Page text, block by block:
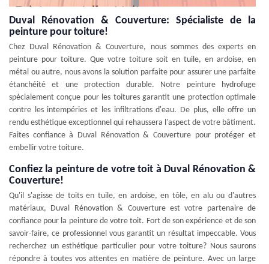
Duval Rénovation & Couverture: Spécialiste de la
peinture pour toiture!
Chez Duval Rénovation & Couverture, nous sommes des experts en
peinture pour toiture. Que votre toiture soit en tuile, en ardoise, en
métal ou autre, nous avons la solution parfaite pour assurer une parfaite
étanchéité et une protection durable. Notre peinture hydrofuge
spécialement conçue pour les toitures garantit une protection optimale
contre les intempéries et les infiltrations d'eau. De plus, elle offre un
rendu esthétique exceptionnel qui rehaussera l'aspect de votre bâtiment.
Faites confiance à Duval Rénovation & Couverture pour protéger et
embellir votre toiture.
Confiez la peinture de votre toit à Duval Rénovation &
Couverture!
Qu'il s'agisse de toits en tuile, en ardoise, en tôle, en alu ou d'autres
matériaux, Duval Rénovation & Couverture est votre partenaire de
confiance pour la peinture de votre toit. Fort de son expérience et de son
savoir-faire, ce professionnel vous garantit un résultat impeccable. Vous
recherchez un esthétique particulier pour votre toiture? Nous saurons
répondre à toutes vos attentes en matière de peinture. Avec un large